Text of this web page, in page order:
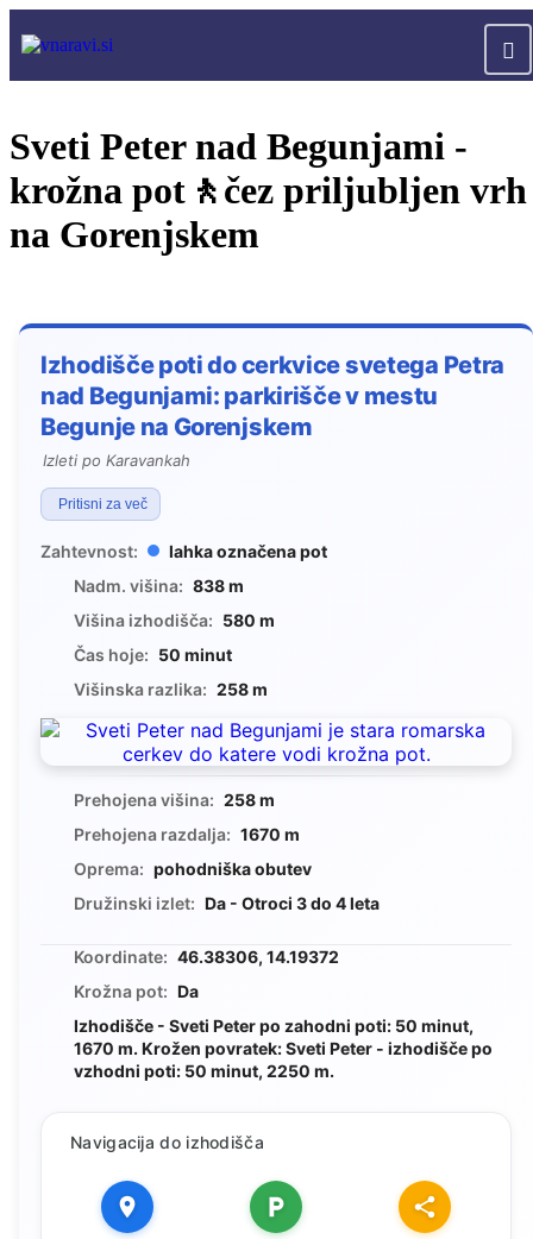
Sveti Peter nad Begunjami -
krožna pot🚶čez priljubljen vrh
na Gorenjskem
Izhodišče poti do cerkvice svetega Petra
nad Begunjami: parkirišče v mestu
Begunje na Gorenjskem
Izleti po Karavankah
Pritisni za več
Zahtevnost:
lahka označena pot
Nadm. višina: 838 m
Višina izhodišča: 580 m
Čas hoje: 50 minut
Višinska razlika: 258 m
Prehojena višina: 258 m
Prehojena razdalja: 1670 m
Oprema: pohodniška obutev
Družinski izlet: Da - Otroci 3 do 4 leta
Koordinate: 46.38306, 14.19372
Krožna pot: Da
Izhodišče - Sveti Peter po zahodni poti: 50 minut,
1670 m. Krožen povratek: Sveti Peter - izhodišče po
vzhodni poti: 50 minut, 2250 m.
Navigacija do izhodišča